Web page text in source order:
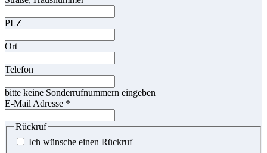
PLZ
Ort
Telefon
bitte keine Sonderrufnummern eingeben
E-Mail Adresse *
Rückruf
Ich wünsche einen Rückruf